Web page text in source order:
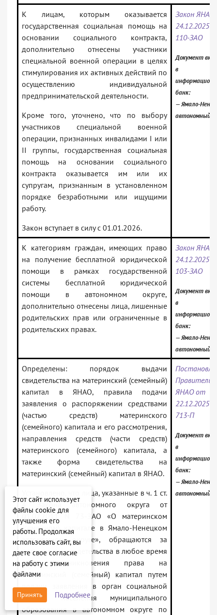
К лицам, которым оказывается
государственная социальная помощь на
основании социального контракта,
дополнительно отнесены участники
специальной военной операции в целях
стимулирования их активных действий по
осуществлению индивидуальной
предпринимательской деятельности.
Кроме того, уточнено, что по выбору
участников специальной военной
операции, признанных инвалидами I или
II группы, государственная социальная
помощь на основании социального
контракта оказывается им или их
супругам, признанным в установленном
порядке безработными или ищущими
работу.
Закон вступает в силу с 01.01.2026.
Закон
24.12.2025 N
110-ЗАО
Документ
в
банк:
— Ямало-
автономный
К категориям граждан, имеющих право
на получение бесплатной юридической
помощи в рамках государственной
системы бесплатной юридической
помощи в автономном округе,
дополнительно отнесены лица, лишенные
родительских прав или ограниченные в
родительских правах.
Закон
24.12.2025 N
103-ЗАО
Документ
в
банк:
— Ямало-
автономный
Определены: порядок выдачи
свидетельства на материнский (семейный)
капитал в ЯНАО, правила подачи
заявления о распоряжении средствами
(частью средств) материнского
(семейного) капитала и его рассмотрения,
направления средств (части средств)
материнского (семейного) капитала, а
также форма свидетельства на
материнский (семейный) капитал в ЯНАО.
Установлено, что лица, указанные в ч. 1 ст.
4 Закона автономного округа от
01.07.2011 N 73-ЗАО «О материнском
(семейном) капитале в Ямало-Ненецком
автономном округе», обращаются за
получением свидетельства в любое время
после возникновения права на
материнский (семейный) капитал путем
подачи заявления в орган социальной
защиты населения муниципального
образования в автономном округе по
ЯНАО от
22.12.2025 N
713-П
Документ
в
банк:
— Ямало-
автономный
Этот сайт использует
файлы cookie для
улучшения его
работы. Продолжая
использовать сайт, вы
даете свое согласие
на работу с этими
файлами
Принять Подробнее